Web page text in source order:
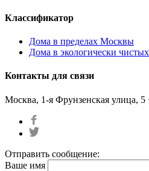
Классификатор
Дома в пределах Москвы
Дома в экологически
Контакты для связи
Москва, 1-я Фрунзенская улица, 5
Отправить сообщение:
Ваше имя